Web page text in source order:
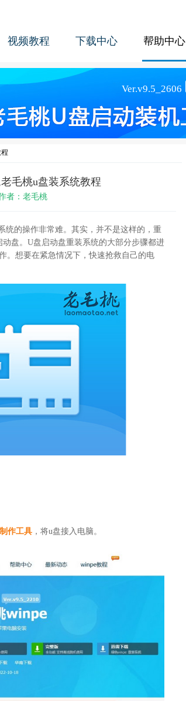
视频教程 下载中心 帮助中心
毛桃u盘装系统教程
者：老毛桃
统的操作非常难。其实，并不是这样的，重
盘。U盘启动盘重装系统的大部分步骤都进
。想要在紧急情况下，快速抢救自己的电
作工具 ，将u盘接入电脑。